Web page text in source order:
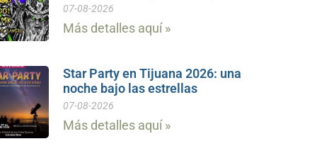
07-08-2026
Más detalles aquí »
Star Party en Tijuana 2026: una
noche bajo las estrellas
07-08-2026
Más detalles aquí »